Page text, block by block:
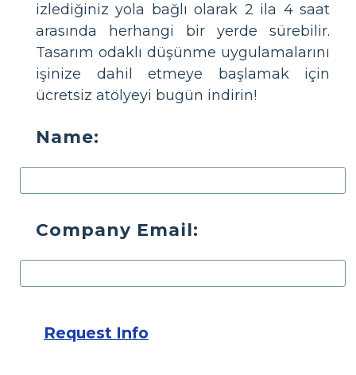
izlediğiniz yola bağlı olarak 2 ila 4 saat
arasında herhangi bir yerde sürebilir.
Tasarım odaklı düşünme uygulamalarını
işinize dahil etmeye başlamak için
ücretsiz atölyeyi bugün indirin!
Name:
Company Email:
Request Info